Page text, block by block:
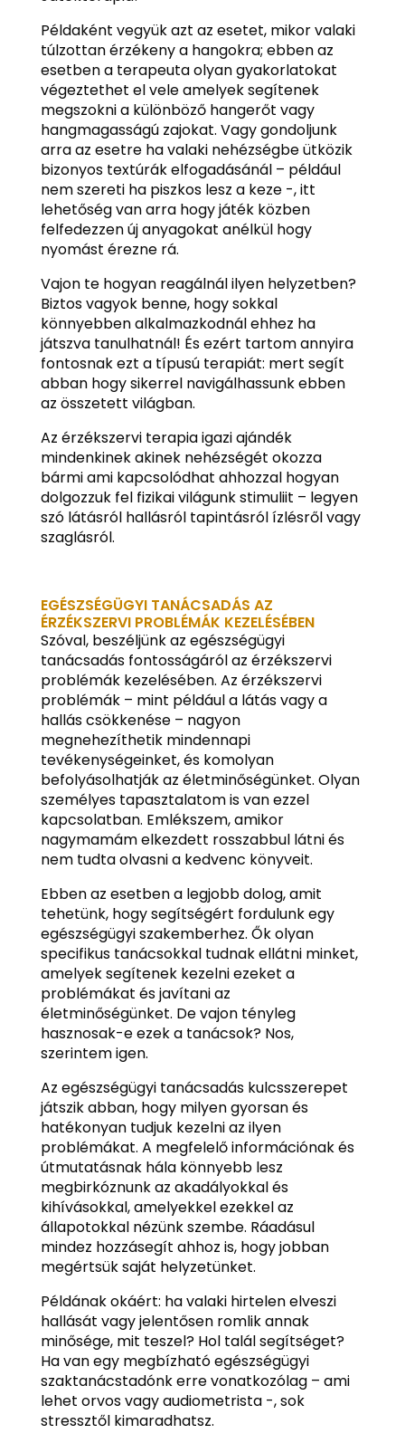
Példaként vegyük azt az esetet, mikor valaki
túlzottan érzékeny a hangokra; ebben az
esetben a terapeuta olyan gyakorlatokat
végeztethet el vele amelyek segítenek
megszokni a különböző hangerőt vagy
hangmagasságú zajokat. Vagy gondoljunk
arra az esetre ha valaki nehézségbe ütközik
bizonyos textúrák elfogadásánál – például
nem szereti ha piszkos lesz a keze -, itt
lehetőség van arra hogy játék közben
felfedezzen új anyagokat anélkül hogy
nyomást érezne rá.
Vajon te hogyan reagálnál ilyen helyzetben?
Biztos vagyok benne, hogy sokkal
könnyebben alkalmazkodnál ehhez ha
játszva tanulhatnál! És ezért tartom annyira
fontosnak ezt a típusú terapiát: mert segít
abban hogy sikerrel navigálhassunk ebben
az összetett világban.
Az érzékszervi terapia igazi ajándék
mindenkinek akinek nehézségét okozza
bármi ami kapcsolódhat ahhozzal hogyan
dolgozzuk fel fizikai világunk stimuliit – legyen
szó látásról hallásról tapintásról ízlésről vagy
szaglásról.
EGÉSZSÉGÜGYI TANÁCSADÁS AZ
ÉRZÉKSZERVI PROBLÉMÁK KEZELÉSÉBEN
Szóval, beszéljünk az egészségügyi
tanácsadás fontosságáról az érzékszervi
problémák kezelésében. Az érzékszervi
problémák – mint például a látás vagy a
hallás csökkenése – nagyon
megnehezíthetik mindennapi
tevékenységeinket, és komolyan
befolyásolhatják az életminőségünket. Olyan
személyes tapasztalatom is van ezzel
kapcsolatban. Emlékszem, amikor
nagymamám elkezdett rosszabbul látni és
nem tudta olvasni a kedvenc könyveit.
Ebben az esetben a legjobb dolog, amit
tehetünk, hogy segítségért fordulunk egy
egészségügyi szakemberhez. Ők olyan
specifikus tanácsokkal tudnak ellátni minket,
amelyek segítenek kezelni ezeket a
problémákat és javítani az
életminőségünket. De vajon tényleg
hasznosak-e ezek a tanácsok? Nos,
szerintem igen.
Az egészségügyi tanácsadás kulcsszerepet
játszik abban, hogy milyen gyorsan és
hatékonyan tudjuk kezelni az ilyen
problémákat. A megfelelő információnak és
útmutatásnak hála könnyebb lesz
megbirkóznunk az akadályokkal és
kihívásokkal, amelyekkel ezekkel az
állapotokkal nézünk szembe. Ráadásul
mindez hozzásegít ahhoz is, hogy jobban
megértsük saját helyzetünket.
Példának okáért: ha valaki hirtelen elveszi
hallását vagy jelentősen romlik annak
minősége, mit teszel? Hol talál segítséget?
Ha van egy megbízható egészségügyi
szaktanácstadónk erre vonatkozólag – ami
lehet orvos vagy audiometrista -, sok
stressztől kimaradhatsz.